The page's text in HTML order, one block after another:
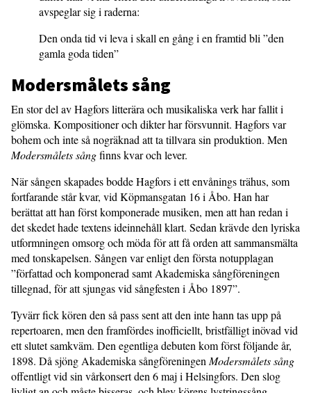
avspeglar sig i raderna:
Den onda tid vi leva i skall en gång i en framtid bli ”den
gamla goda tiden”
Modersmålets sång
En stor del av Hagfors litterära och musikaliska verk har fallit i
glömska. Kompositioner och dikter har försvunnit. Hagfors var
bohem och inte så nogräknad att ta tillvara sin produktion. Men
Modersmålets sångfinns kvar och lever.
När sången skapades bodde Hagfors i ett envånings trähus, som
fortfarande står kvar, vid Köpmansgatan 16 i Åbo. Han har
berättat att han först komponerade musiken, men att han redan i
det skedet hade textens ideinnehåll klart. Sedan krävde den lyriska
utformningen omsorg och möda för att få orden att sammansmälta
med tonskapelsen. Sången var enligt den första notupplagan
”författad och komponerad samt Akademiska sångföreningen
tillegnad, för att sjungas vid sångfesten i Åbo 1897”.
Tyvärr fick kören den så pass sent att den inte hann tas upp på
repertoaren, men den framfördes inofficiellt, bristfälligt inövad vid
ett slutet samkväm. Den egentliga debuten kom först följande år,
1898. Då sjöng Akademiska sångföreningen Modersmålets sång
offentligt vid sin vårkonsert den 6 maj i Helsingfors. Den slog